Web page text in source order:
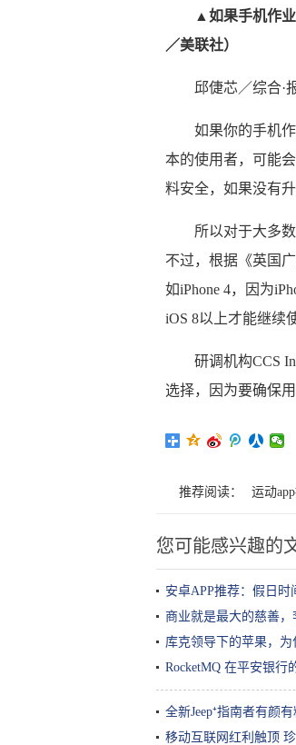
▲如果手机作
／美联社）
邱倢芯／综合·
如果你的手机
本的使用者，可能
料安全，如果没有
所以对于大多
不过，根据《英国
如iPhone 4，因为
iOS 8以上才能继续
研调机构CCS
选择，因为要确保
推荐阅读： 运动
您可能感兴趣的
安卓APP推荐：假日
商业就是最大的慈善
库克领导下的苹果，为
RocketMQ 在平安银行
全新Jeep⁺指南者有颜
移动互联网红利触顶